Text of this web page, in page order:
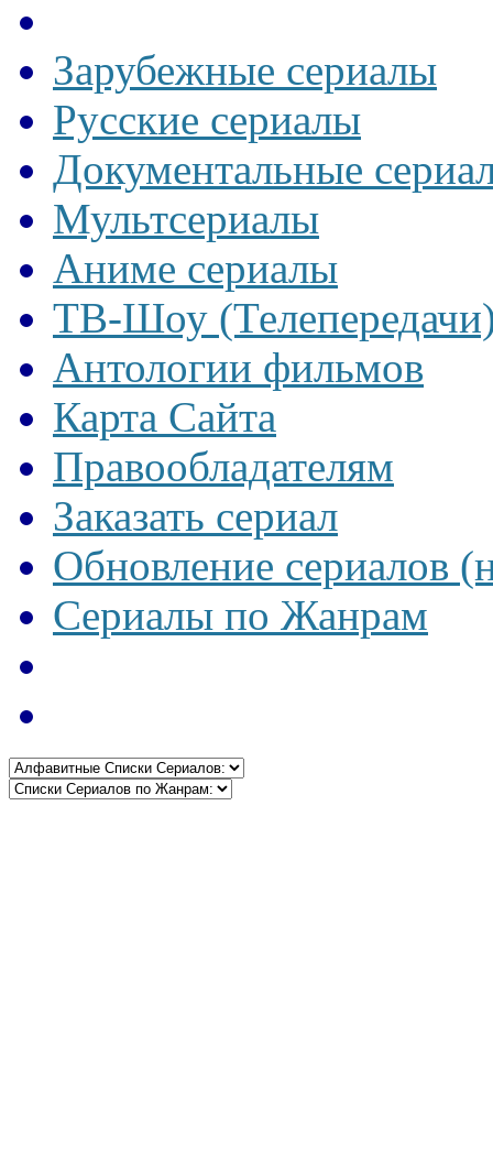
Зарубежные сериалы
Русские сериалы
Документальные
Мультсериалы
Аниме сериалы
ТВ-Шоу
Антологии фильмов
Карта Сайта
Правообладателям
Заказать сериал
Обновление сериалов
Сериалы по Жанрам